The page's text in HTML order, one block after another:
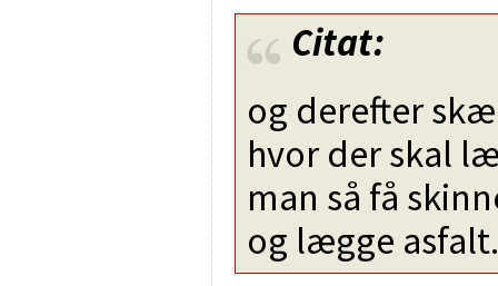
Citat:
og derefter
hvor der skal
man så få
og lægge asfalt.